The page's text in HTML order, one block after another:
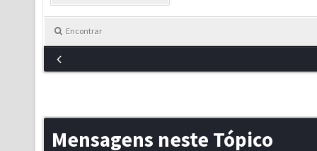
Encontrar
Mensagens neste Tópico